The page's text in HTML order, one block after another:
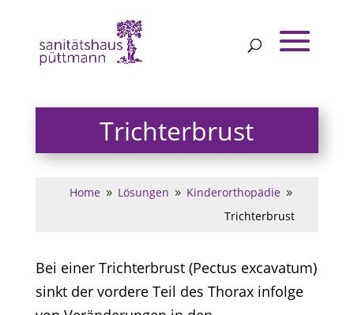
Trichterbrust
Home 9 Lösungen 9 Kinderorthopädie 9
Trichterbrust
Bei einer Trichterbrust (Pectus excavatum)
sinkt der vordere Teil des Thorax infolge